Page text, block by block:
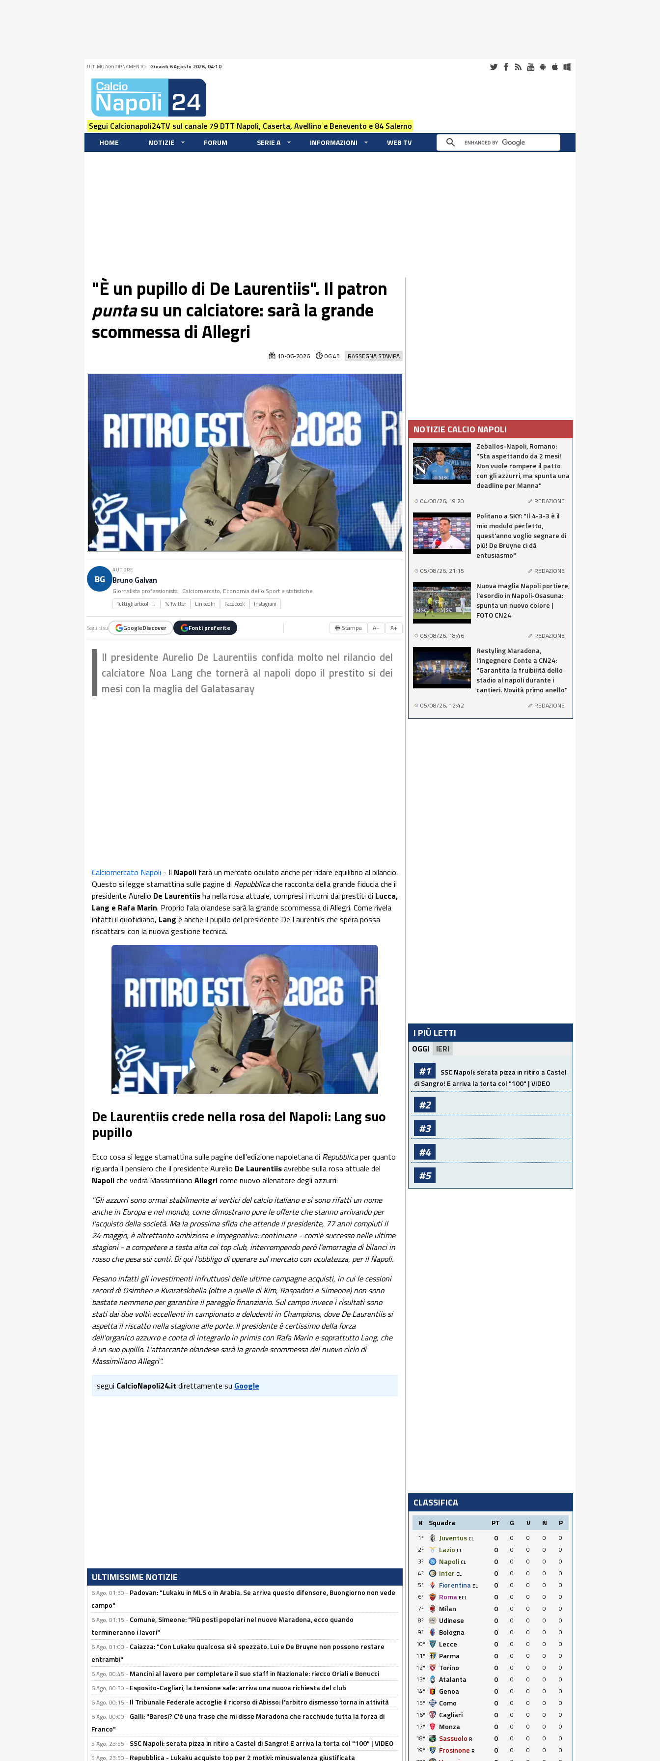
ULTIMO AGGIORNAMENTO: Giovedi 6 Agosto 2026, 04:10
Segui Calcionapoli24TV sul canale 79 DTT Napoli, Caserta, Avellino e Benevento e 84 Salerno
HOME NOTIZIE FORUM SERIE A INFORMAZIONI WEB TV
"È un pupillo di De Laurentiis". Il patron
puntasu un calciatore: sarà la grande
scommessa di Allegri
RASSEGNA STAMPA
10-06-2026 06:45
BG
AUTORE
Bruno Galvan
Giornalista professionista · Calciomercato, Economia dello Sport e statistiche
Tutti gli articoli → 𝕏 Twitter LinkedIn Facebook Instagram
Seguici su GoogleDiscover Fonti preferite 🖶 Stampa A− A+
Il presidente Aurelio De Laurentiis confida molto nel rilancio del
calciatore Noa Lang che tornerà al napoli dopo il prestito si dei
mesi con la maglia del Galatasaray
Calciomercato Napoli - Il Napoli farà un mercato oculato anche per ridare equilibrio al bilancio.
Questo si legge stamattina sulle pagine di Repubblicache racconta della grande fiducia che il
presidente Aurelio De Laurentiisha nella rosa attuale, compresi i ritorni dai prestiti di Lucca,
Lang e Rafa Marin. Proprio l'ala olandese sarà la grande scommessa di Allegri. Come rivela
infatti il quotidiano, Lang è anche il pupillo del presidente De Laurentiis che spera possa
riscattarsi con la nuova gestione tecnica.
De Laurentiis crede nella rosa del Napoli: Lang suo
pupillo
Ecco cosa si legge stamattina sulle pagine dell'edizione napoletana di Repubblicaper quanto
riguarda il pensiero che il presidente Aurelio De Laurentiisavrebbe sulla rosa attuale del
Napoliche vedrà Massimiliano Allegricome nuovo allenatore degli azzurri:
"Gli azzurri sono ormai stabilmente ai vertici del calcio italiano e si sono rifatti un nome
anche in Europa e nel mondo, come dimostrano pure le offerte che stanno arrivando per
l'acquisto della società. Ma la prossima sfida che attende il presidente, 77 anni compiuti il
24 maggio, è altrettanto ambiziosa e impegnativa: continuare - com'è successo nelle ultime
stagioni - a competere a testa alta coi top club, interrompendo però l'emorragia di bilanci in
rosso che pesa sui conti. Di qui l'obbligo di operare sul mercato con oculatezza, per il Napoli.
Pesano infatti gli investimenti infruttuosi delle ultime campagne acquisti, in cui le cessioni
record di Osimhen e Kvaratskhelia (oltre a quelle di Kim, Raspadori e Simeone) non sono
bastate nemmeno per garantire il pareggio finanziario. Sul campo invece i risultati sono
stati dai due volti: eccellenti in campionato e deludenti in Champions, dove De Laurentiis si
aspetta il riscatto nella stagione alle porte. Il presidente è certissimo della forza
dell'organico azzurro e conta di integrarlo in primis con Rafa Marin e soprattutto Lang, che
è un suo pupillo. L'attaccante olandese sarà la grande scommessa del nuovo ciclo di
Massimiliano Allegri".
segui CalcioNapoli24.it direttamente su Google
ULTIMISSIME NOTIZIE
6 Ago, 01:30 - Padovan: "Lukaku in MLS o in Arabia. Se arriva questo difensore, Buongiorno non vede
campo"
6 Ago, 01:15 - Comune, Simeone: "Più posti popolari nel nuovo Maradona, ecco quando
termineranno i lavori"
6 Ago, 01:00 - Caiazza: "Con Lukaku qualcosa si è spezzato. Lui e De Bruyne non possono restare
entrambi"
6 Ago, 00:45 - Mancini al lavoro per completare il suo staff in Nazionale: riecco Oriali e Bonucci
6 Ago, 00:30 - Esposito-Cagliari, la tensione sale: arriva una nuova richiesta del club
6 Ago, 00:15 - Il Tribunale Federale accoglie il ricorso di Abisso: l'arbitro dismesso torna in attività
6 Ago, 00:00 - Galli: "Baresi? C'è una frase che mi disse Maradona che racchiude tutta la forza di
Franco"
5 Ago, 23:55 - SSC Napoli: serata pizza in ritiro a Castel di Sangro! E arriva la torta col "100" | VIDEO
5 Ago, 23:50 - Repubblica - Lukaku acquisto top per 2 motivi: minusvalenza giustificata
NOTIZIE CALCIO NAPOLI
Zeballos-Napoli, Romano:
"Sta aspettando da 2 mesi!
Non vuole rompere il patto
con gli azzurri, ma spunta una
deadline per Manna"
04/08/26, 19:20 REDAZIONE
Politano a SKY: "Il 4-3-3 è il
mio modulo perfetto,
quest'anno voglio segnare di
più! De Bruyne ci dà
entusiasmo"
05/08/26, 21:15 REDAZIONE
Nuova maglia Napoli portiere,
l'esordio in Napoli-Osasuna:
spunta un nuovo colore |
FOTO CN24
05/08/26, 18:46 REDAZIONE
Restyling Maradona,
l'ingegnere Conte a CN24:
"Garantita la fruibilità dello
stadio al napoli durante i
cantieri. Novità primo anello"
05/08/26, 12:42 REDAZIONE
I PIÙ LETTI
OGGI IERI
#1
SSC Napoli: serata pizza in ritiro a Castel
di Sangro! E arriva la torta col "100" | VIDEO
#2
#3
#4
#5
CLASSIFICA
# Squadra PT G V N P
1º Juventus CL 0 0 0 0
0
2º
Lazio CL 0 0 0 0
0
3º
Napoli CL 0 0 0 0
0
4º
Inter CL 0 0 0 0
0
5º
Fiorentina EL 0 0 0 0
0
6º
Roma ECL 0 0 0 0
0
7º
Milan 0 0 0 0
0
8º
Udinese 0 0 0 0
0
9º
Bologna 0 0 0 0
0
10º
Lecce 0 0 0 0
0
11º
Parma 0 0 0 0
0
12º
Torino 0 0 0 0
0
13º
Atalanta 0 0 0 0
0
14º
Genoa 0 0 0 0
0
15º
Como 0 0 0 0
0
16º
Cagliari 0 0 0 0
0
17º
Monza 0 0 0 0
0
18º
Sassuolo R 0 0 0 0
0
19º
Frosinone R 0 0 0 0
0